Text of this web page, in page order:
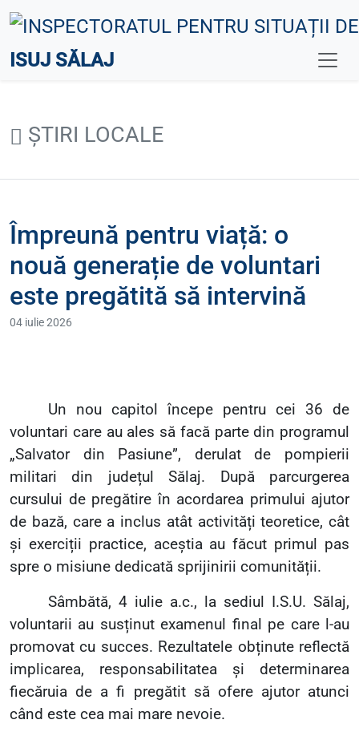
ISUJ SĂLAJ
ȘTIRI LOCALE
Împreună pentru viață: o
nouă generație de voluntari
este pregătită să intervină
04 iulie 2026
Un nou capitol începe pentru cei 36 de
voluntari care au ales să facă parte din programul
„Salvator din Pasiune”, derulat de pompierii
militari din județul Sălaj. După parcurgerea
cursului de pregătire în acordarea primului ajutor
de bază, care a inclus atât activități teoretice, cât
și exerciții practice, aceștia au făcut primul pas
spre o misiune dedicată sprijinirii comunității.
Sâmbătă, 4 iulie a.c., la sediul I.S.U. Sălaj,
voluntarii au susținut examenul final pe care l-au
promovat cu succes. Rezultatele obținute reflectă
implicarea, responsabilitatea și determinarea
fiecăruia de a fi pregătit să ofere ajutor atunci
când este cea mai mare nevoie.